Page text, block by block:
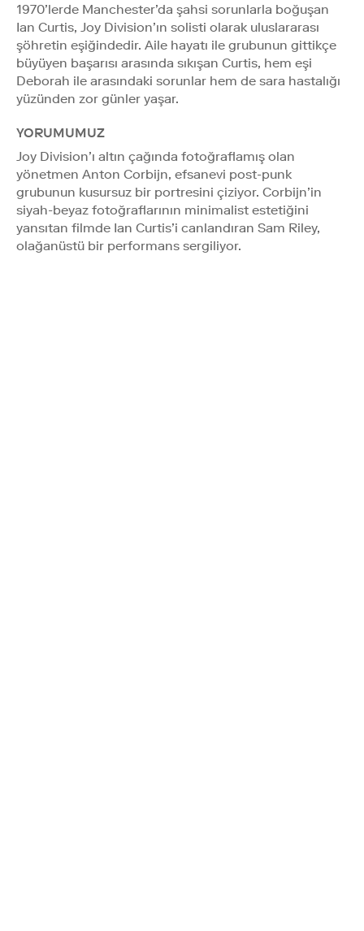
1970’lerde Manchester’da şahsi sorunlarla boğuşan
Ian Curtis, Joy Division’ın solisti olarak uluslararası
şöhretin eşiğindedir. Aile hayatı ile grubunun gittikçe
büyüyen başarısı arasında sıkışan Curtis, hem eşi
Deborah ile arasındaki sorunlar hem de sara hastalığı
yüzünden zor günler yaşar.
YORUMUMUZ
Joy Division’ı altın çağında fotoğraflamış olan
yönetmen Anton Corbijn, efsanevi post-punk
grubunun kusursuz bir portresini çiziyor. Corbijn’in
siyah-beyaz fotoğraflarının minimalist estetiğini
yansıtan filmde Ian Curtis’i canlandıran Sam Riley,
olağanüstü bir performans sergiliyor.